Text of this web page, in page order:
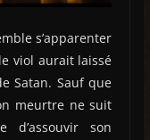
s’apparenter
viol aurait laissé
Satan. Sauf que
meurtre ne suit
d’assouvir son